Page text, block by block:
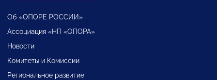
Об «ОПОРЕ РОССИИ»
Ассоциация «НП «ОПОРА»
Новости
Комитеты и Комиссии
Региональное развитие